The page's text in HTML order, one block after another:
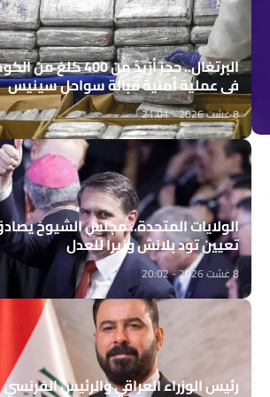
البرتغال.. حجز أزيد من 400
في عملية أمنية قبالة سواحل سينيس
8 غشت 2026 - 21:01
الولايات المتحدة.. مجلس الشيوخ
تعيين تود بلانش وزيرا للعدل
8 غشت 2026 - 20:02
رئيس الوزراء العراقي والرئيس الفرنسي